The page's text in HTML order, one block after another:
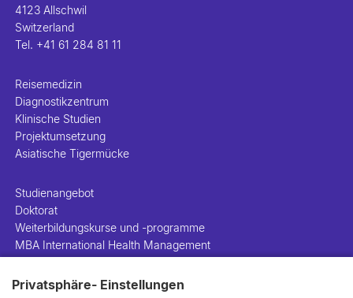
Privatsphäre- Einstellungen
4123 Allschwil
Switzerland
Tel. +41 61 284 81 11
Reisemedizin
Diagnostikzentrum
Klinische Studien
Projektumsetzung
Asiatische Tigermücke
Studienangebot
Doktorat
Weiterbildungskurse und -programme
MBA International Health Management